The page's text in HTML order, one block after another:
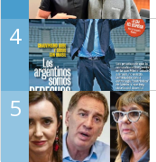
4
5